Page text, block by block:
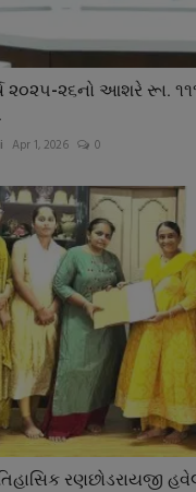
૨૦૨૫-૨૬નો આશરે રૂા.
Apr 1, 2026 0
રણછોડરાયજી